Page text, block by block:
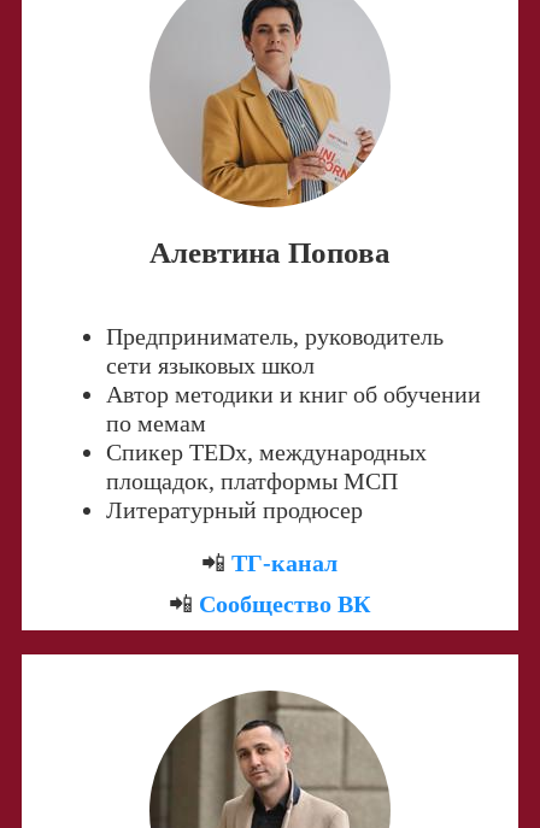
Алевтина Попова
Предприниматель, руководитель
сети языковых школ
Автор методики и книг об обучении
по мемам
Спикер TEDx, международных
площадок, платформы МСП
Литературный продюсер
📲ТГ-канал
📲 Сообщество ВК